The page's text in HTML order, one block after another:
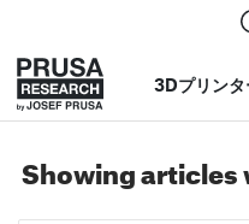
3Dプリンタ
Showing articles